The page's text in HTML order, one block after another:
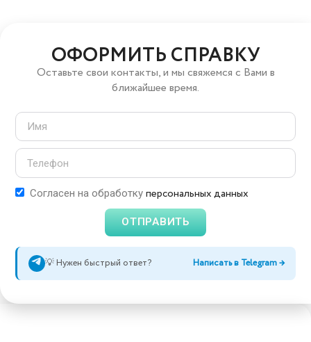
ОФОРМИТЬ СПРАВКУ
Оставьте свои контакты, и мы свяжемся с Вами в
ближайшее время.
Согласен на обработку персональных данных
ОТПРАВИТЬ
💡 Нужен быстрый ответ? Написать в Telegram →